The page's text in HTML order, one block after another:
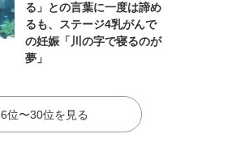
る」との言葉に一度は諦め
るも、ステージ4乳がんで
の妊娠「川の字で寝るのが
夢」
6位〜30位を見る